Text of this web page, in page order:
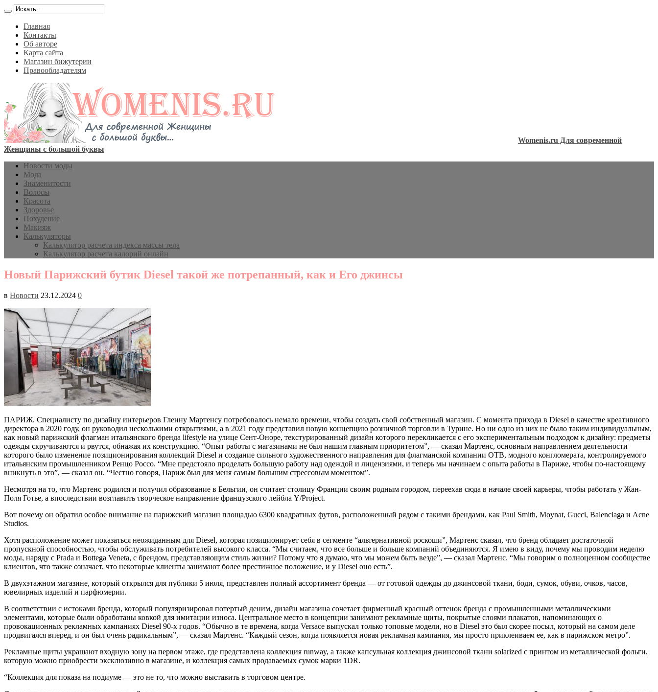
Главная
Контакты
Об авторе
Карта сайта
Магазин бижутерии
Правообладателям
Womenis.ru Для современной
Женщины с большой буквы
Новости моды
Мода
Знаменитости
Волосы
Красота
Здоровье
Похудение
Макияж
Калькуляторы
Калькулятор расчета индекса массы тела
Калькулятор расчета калорий онлайн
Новый Парижский бутик Diesel такой же потрепанный, как и Его джинсы
в Новости 23.12.2024 0
ПАРИЖ. Специалисту по дизайну интерьеров Гленну Мартенсу потребовалось немало времени, чтобы создать свой собственный магазин. С момента прихода в Diesel в качестве креативного
директора в 2020 году, он руководил несколькими открытиями, а в 2021 году представил новую концепцию розничной торговли в Турине. Но ни одно из них не было таким индивидуальным,
как новый парижский флагман итальянского бренда lifestyle на улице Сент-Оноре, текстурированный дизайн которого перекликается с его экспериментальным подходом к дизайну: предметы
одежды скручиваются и рвутся, обнажая их конструкцию. “Опыт работы с магазинами не был нашим главным приоритетом”, — сказал Мартенс, основным направлением деятельности
которого было изменение позиционирования коллекций Diesel и создание сильного художественного направления для флагманской компании OTB, модного конгломерата, контролируемого
итальянским промышленником Ренцо Россо. “Мне предстояло проделать большую работу над одеждой и лицензиями, и теперь мы начинаем с опыта работы в Париже, чтобы по-настоящему
вникнуть в это”, — сказал он. “Честно говоря, Париж был для меня самым большим стрессовым моментом”.
Несмотря на то, что Мартенс родился и получил образование в Бельгии, он считает столицу Франции своим родным городом, переехав сюда в начале своей карьеры, чтобы работать у Жан-
Поля Готье, а впоследствии возглавить творческое направление французского лейбла Y/Project.
Вот почему он обратил особое внимание на парижский магазин площадью 6300 квадратных футов, расположенный рядом с такими брендами, как Paul Smith, Moynat, Gucci, Balenciaga и Acne
Studios.
Хотя расположение может показаться неожиданным для Diesel, которая позиционирует себя в сегменте “альтернативной роскоши”, Мартенс сказал, что бренд обладает достаточной
пропускной способностью, чтобы обслуживать потребителей высокого класса. “Мы считаем, что все больше и больше компаний объединяются. Я имею в виду, почему мы проводим неделю
моды, наряду с Prada и Bottega Veneta, с брендом, представляющим стиль жизни? Потому что я думаю, что мы можем быть везде”, — сказал Мартенс. “Мы говорим о полноценном сообществе
клиентов, что также означает, что некоторые клиенты занимают более престижное положение, и у Diesel оно есть”.
В двухэтажном магазине, который открылся для публики 5 июля, представлен полный ассортимент бренда — от готовой одежды до джинсовой ткани, боди, сумок, обуви, очков, часов,
ювелирных изделий и парфюмерии.
В соответствии с истоками бренда, который популяризировал потертый деним, дизайн магазина сочетает фирменный красный оттенок бренда с промышленными металлическими
элементами, которые были обработаны ковкой для имитации износа. Центральное место в концепции занимают рекламные щиты, покрытые слоями плакатов, напоминающих о
провокационных рекламных кампаниях Diesel 90-х годов. “Обычно в те времена, когда Versace выпускал только топовые модели, но в Diesel это был скорее посыл, который на самом деле
продвигался вперед, и он был очень радикальным”, — сказал Мартенс. “Каждый сезон, когда появляется новая рекламная кампания, мы просто приклеиваем ее, как в парижском метро”.
Рекламные щиты украшают входную зону на первом этаже, где представлена коллекция runway, а также капсульная коллекция джинсовой ткани solarized с принтом из металлической фольги,
которую можно приобрести эксклюзивно в магазине, и коллекция самых продаваемых сумок марки 1DR.
“Коллекция для показа на подиуме — это не то, что можно выставить в торговом центре.